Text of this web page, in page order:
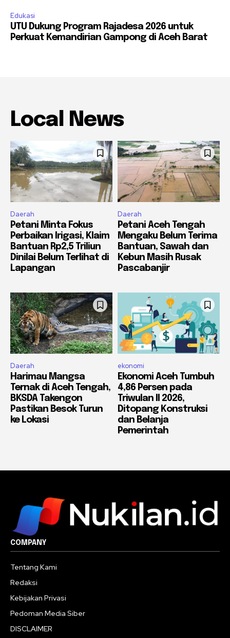
Edukasi
UTU Dukung Program Rajadesa 2026 untuk
Perkuat Kemandirian Gampong di Aceh Barat
Local News
Daerah
Petani Minta Fokus
Perbaikan Irigasi, Klaim
Bantuan Rp2,5 Triliun
Dinilai Belum Terlihat di
Lapangan
Daerah
Petani Aceh Tengah
Mengaku Belum Terima
Bantuan, Sawah dan
Kebun Masih Rusak
Pascabanjir
Daerah
Harimau Mangsa
Ternak di Aceh Tengah,
BKSDA Takengon
Pastikan Besok Turun
ke Lokasi
ekonomi
Ekonomi Aceh Tumbuh
4,86 Persen pada
Triwulan II 2026,
Ditopang Konstruksi
dan Belanja
Pemerintah
COMPANY
Tentang Kami
Redaksi
Kebijakan Privasi
Pedoman Media Siber
DISCLAIMER